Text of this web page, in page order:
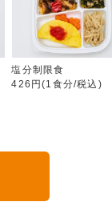
塩分制限食
426円(1食分/税込)